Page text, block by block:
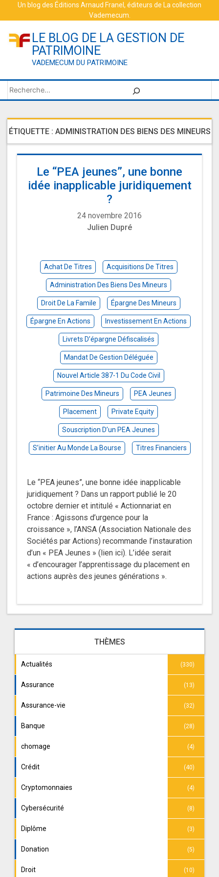
Un blog des Éditions Arnaud Franel , éditeurs de La collection
Vademecum
LE BLOG DE LA GESTION DE
PATRIMOINE
VADEMECUM DU PATRIMOINE
Rechercher
ÉTIQUETTE : ADMINISTRATION DES BIENS DES MINEURS
Le “PEA jeunes”, une bonne
idée inapplicable juridiquement
?
24 novembre 2016
Julien Dupré
Achat De Titres Acquisitions De Titres
Administration Des Biens Des Mineurs
Droit De La Famile Épargne Des Mineurs
Épargne En Actions Investissement En Actions
Livrets D’épargne Défiscalisés
Mandat De Gestion Déléguée
Nouvel Article 387-1 Du Code Civil
Patrimoine Des Mineurs PEA Jeunes
Placement Private Equity
Souscription D’un PEA Jeunes
S’initier Au Monde La Bourse Titres Financiers
Le “PEA jeunes”, une bonne idée inapplicable
juridiquement ? Dans un rapport publié le 20
octobre dernier et intitulé « Actionnariat en
France : Agissons d’urgence pour la
croissance », l’ANSA (Association Nationale des
Sociétés par Actions) recommande l’instauration
d’un « PEA Jeunes » (lien ici). L’idée serait
« d’encourager l’apprentissage du placement en
actions auprès des jeunes générations ».
THÈMES
Actualités (330)
Assurance (13)
Assurance-vie (32)
Banque (28)
chomage (4)
Crédit (40)
Cryptomonnaies (4)
Cybersécurité (8)
Diplôme (3)
Donation (5)
Droit (10)